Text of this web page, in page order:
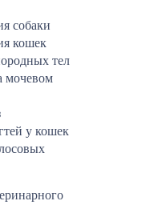
собаки
кошек
тел
мочевом
у кошек